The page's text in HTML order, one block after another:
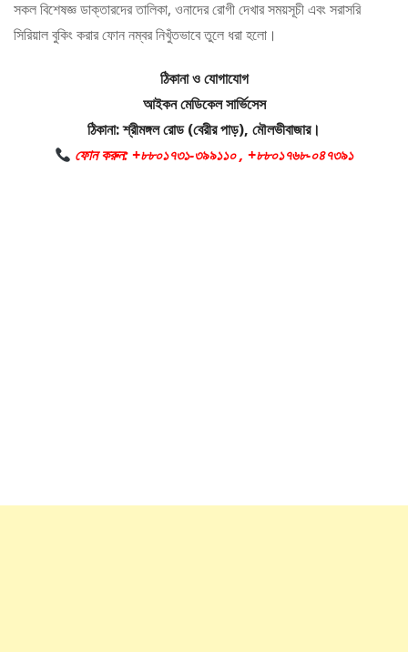
সকল বিশেষজ্ঞ ডাক্তারদের তালিকা, ওনাদের রোগী দেখার সময়সূচী এবং সরাসরি
সিরিয়াল বুকিং করার ফোন নম্বর নিখুঁতভাবে তুলে ধরা হলো।
ঠিকানা ও যোগাযোগ
আইকন মেডিকেল সার্ভিসেস
ঠিকানা: শ্রীমঙ্গল রোড (বেরীর পাড়), মৌলভীবাজার।
ফোন করুন: +৮৮০১৭৩১-৩৯৯১১০ , +৮৮০১৭৬৮-০৪৭৩৯১